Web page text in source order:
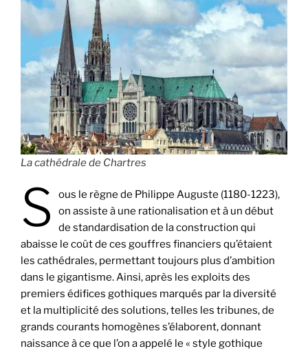
La cathédrale de Chartres
S
ous le règne de Philippe Auguste (1180-1223),
on assiste à une rationalisation et à un début
de standardisation de la construction qui
abaisse le coût de ces gouffres financiers qu’étaient
les cathédrales, permettant toujours plus d’ambition
dans le gigantisme. Ainsi, après les exploits des
premiers édifices gothiques marqués par la diversité
et la multiplicité des solutions, telles les tribunes, de
grands courants homogènes s’élaborent, donnant
naissance à ce que l’on a appelé le « style gothique